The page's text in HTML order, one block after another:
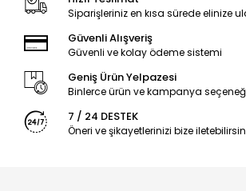
Siparişleriniz en kısa sürede elinize
Güvenli Alışveriş
Güvenli ve kolay ödeme sistemi
Geniş Ürün Yelpazesi
Binlerce ürün ve kampanya
7 / 24 DESTEK
Öneri ve şikayetlerinizi bize